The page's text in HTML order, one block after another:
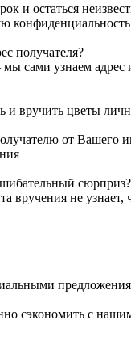
и остаться
получателя?
сами узнаем адрес
и вручить цветы
от Вашего
сюрприз?
вручения не узнает,
сэкономить с
Наиболее
дружба, выражение
Такой букет можно
розовые оттенки
нестандартности
подарком для
и оранжевые
в подарок для
послание и
прекрасного
благороднейшим
В Китае
и
оттенков
этих цветов. Желтые